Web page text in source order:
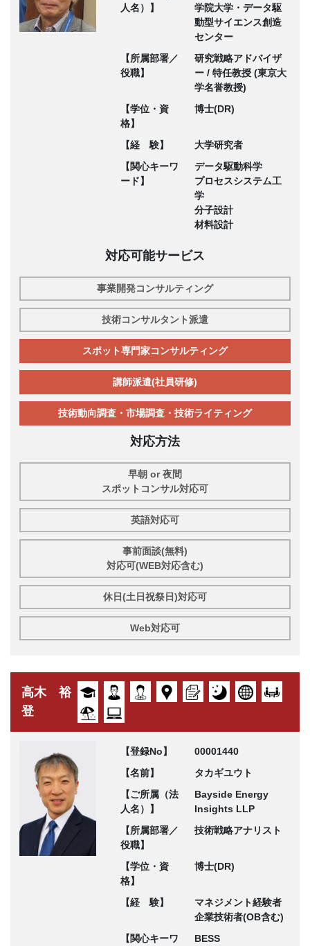
人名）】
学院大学・データ駆
動型サイエンス創造
センター
【所属部署／
役職】
研究戦略アドバイザ
ー / 特任教授 (東京大
学名誉教授)
【学位・資
格】
博士(DR)
【経 験】
大学研究者
【関心キーワ
ード】
データ駆動科学
プロセスシステム工
学
分子設計
材料設計
対応可能サービス
事業開発コンサルティング
技術コンサルタント派遣
スポット専門家コンサルティング
講師派遣(社員研修)
技術動向調査・市場調査・技術ライティング
対応方法
早朝 or 夜間
スポットコンサル対応可
英語対応可
事前面談(無料)
対応可(WEB対応含む)
休日(土日祝祭日)対応可
Web対応可
高木 裕
登
【登録No】
00001440
【名前】
タカギユウト
【ご所属（法
人名）】
Bayside Energy
Insights LLP
【所属部署／
役職】
技術戦略アナリスト
【学位・資
格】
博士(DR)
【経 験】
マネジメント経験者
企業技術者(OB含む)
【関心キーワ
BESS